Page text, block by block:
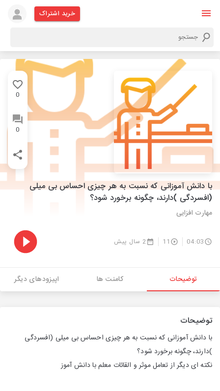
خرید اشتراک
0
0
با دانش آموزانی که نسبت به هر چیزی احساس بی میلی
(افسردگی )دارند، چگونه برخورد شود؟
مهارت افزایی
04:03
11 2 سال پیش
توضیحات کامنت ها اپیزودهای دیگر
توضیحات
با دانش آموزانی که نسبت به هر چیزی احساس بی میلی (افسردگی
)دارند، چگونه برخورد شود؟
نکته ای دیگر از تعامل موثر و القائات معلم با دانش آموز